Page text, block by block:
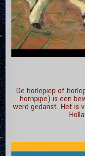
De horlepiep of
hornpipe) is een
werd gedanst. Het is